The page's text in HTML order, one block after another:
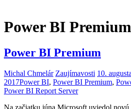
Power BI
Power BI Premium
Michal Chmelár Zaujímavosti 10.
2017Power BI, Power BI Premium,
Power BI Report Server
Na začiatku júna Microsoft uviedol novú